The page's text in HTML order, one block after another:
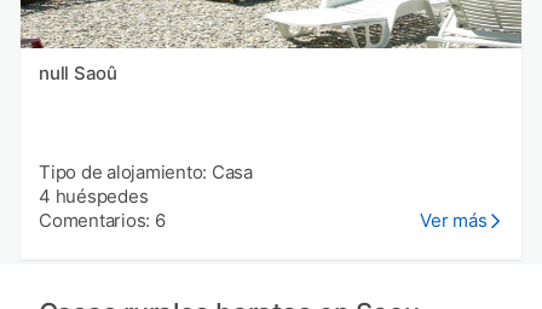
null Saoû
Tipo de alojamiento: Casa
4 huéspedes
Comentarios: 6
Ver más